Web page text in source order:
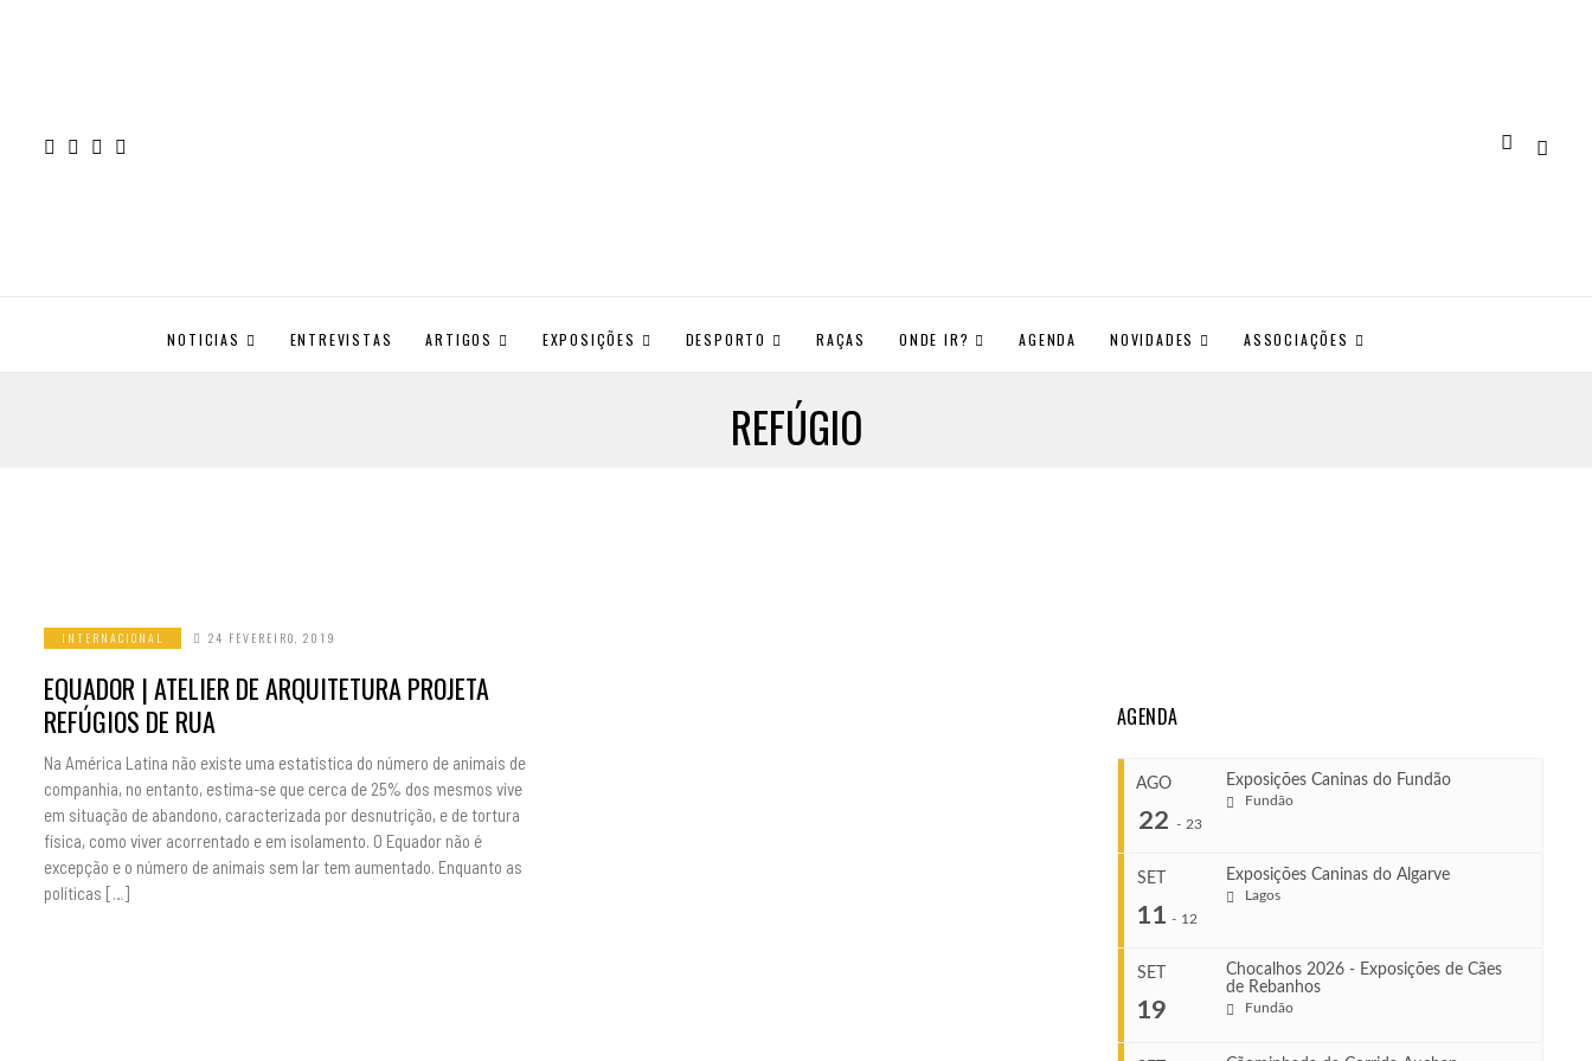
NOTICIAS ENTREVISTAS ARTIGOS EXPOSIÇÕES DESPORTO RAÇAS ONDE IR? AGENDA NOVIDADES ASSOCIAÇÕES
REFÚGIO
INTERNACIONAL 24 FEVEREIRO, 2019
EQUADOR | ATELIER DE ARQUITETURA PROJETA
REFÚGIOS DE RUA
Na América Latina não existe uma estatística do número de animais de
companhia, no entanto, estima-se que cerca de 25% dos mesmos vive
em situação de abandono, caracterizada por desnutrição, e de tortura
física, como viver acorrentado e em isolamento. O Equador não é
excepção e o número de animais sem lar tem aumentado. Enquanto as
políticas […]
AGENDA
AGO
22 - 23
Exposições Caninas do Fundão
Fundão
Ago 22, 2026
SET
11 - 12
Exposições Caninas do Algarve
Lagos
SET
19
Chocalhos 2026 - Exposições de Cães
de Rebanhos
Fundão